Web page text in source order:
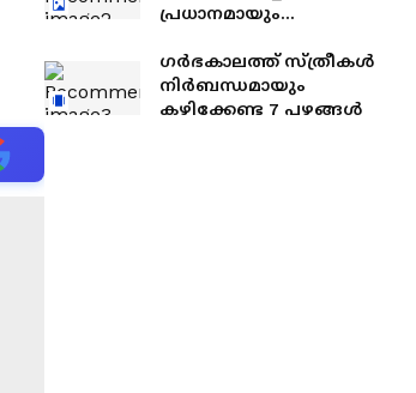
പ്രധാനമായും
ഗർഭകാലത്ത് സ്ത്രീകൾ
നിർബന്ധമായും
കഴിക്കേണ്ട 7 പഴങ്ങൾ